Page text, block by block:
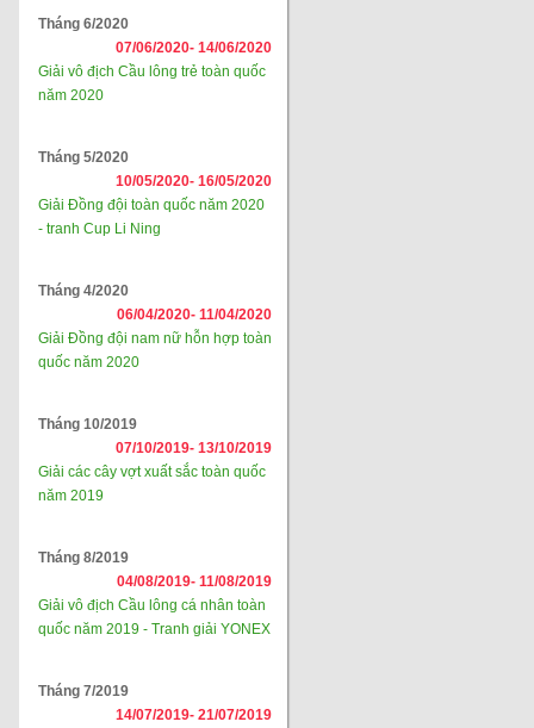
Tháng 6/2020
07/06/2020- 14/06/2020
Giải vô địch Cầu lông trẻ toàn quốc
năm 2020
Tháng 5/2020
10/05/2020- 16/05/2020
Giải Đồng đội toàn quốc năm 2020
- tranh Cup Li Ning
Tháng 4/2020
06/04/2020- 11/04/2020
Giải Đồng đội nam nữ hỗn hợp toàn
quốc năm 2020
Tháng 10/2019
07/10/2019- 13/10/2019
Giải các cây vợt xuất sắc toàn quốc
năm 2019
Tháng 8/2019
04/08/2019- 11/08/2019
Giải vô địch Cầu lông cá nhân toàn
quốc năm 2019 - Tranh giải YONEX
Tháng 7/2019
14/07/2019- 21/07/2019